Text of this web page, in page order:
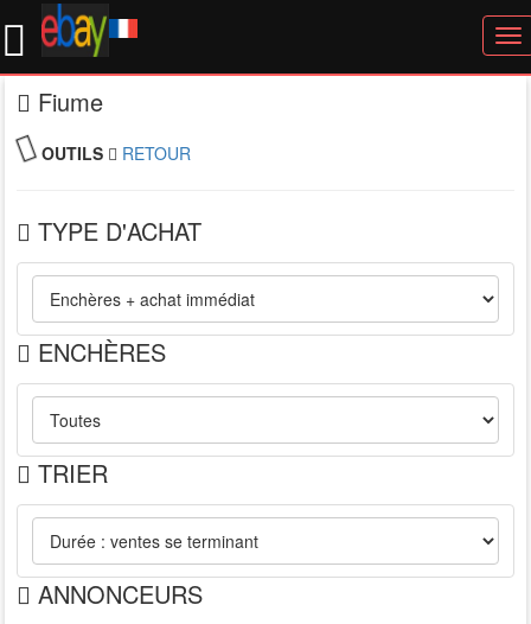
Fiume
OUTILS RETOUR
TYPE D'ACHAT
ENCHÈRES
TRIER
ANNONCEURS